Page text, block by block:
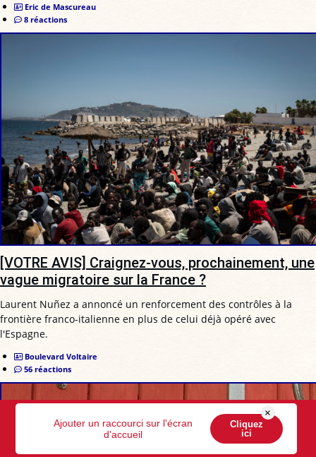
Eric de Mascureau
8 réactions
[VOTRE AVIS] Craignez-vous, prochainement, une
vague migratoire sur la France ?
Laurent Nuñez a annoncé un renforcement des contrôles à la
frontière franco-italienne en plus de celui déjà opéré avec
l'Espagne.
Boulevard Voltaire
56 réactions
Ajouter un raccourci sur l'écran
d'accueil
Cliquez
ici
×